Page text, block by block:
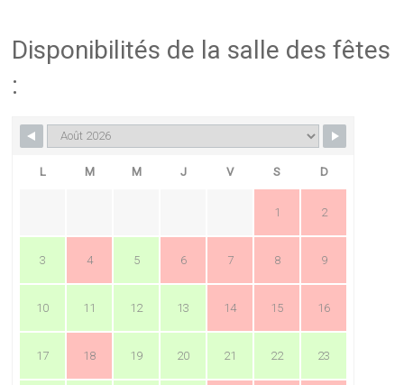
Disponibilités de la salle des fêtes
:
L M M J V S D
1 2
3 4 5 6 7 8 9
10 11 12 13 14 15 16
17 18 19 20 21 22 23